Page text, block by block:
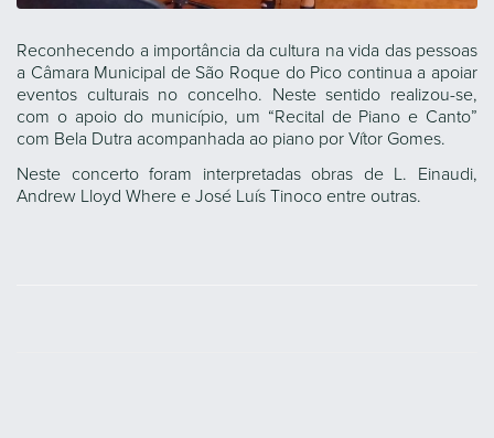
Reconhecendo a importância da cultura na vida das pessoas
a Câmara Municipal de São Roque do Pico continua a apoiar
eventos culturais no concelho. Neste sentido realizou-se,
com o apoio do município, um “Recital de Piano e Canto”
com Bela Dutra acompanhada ao piano por Vítor Gomes.
Neste concerto foram interpretadas obras de L. Einaudi,
Andrew Lloyd Where e José Luís Tinoco entre outras.